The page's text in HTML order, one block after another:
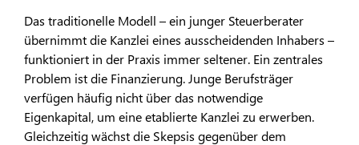
Das traditionelle Modell – ein junger Steuerberater
übernimmt die Kanzlei eines ausscheidenden Inhabers –
funktioniert in der Praxis immer seltener. Ein zentrales
Problem ist die Finanzierung. Junge Berufsträger
verfügen häufig nicht über das notwendige
Eigenkapital, um eine etablierte Kanzlei zu erwerben.
Gleichzeitig wächst die Skepsis gegenüber dem